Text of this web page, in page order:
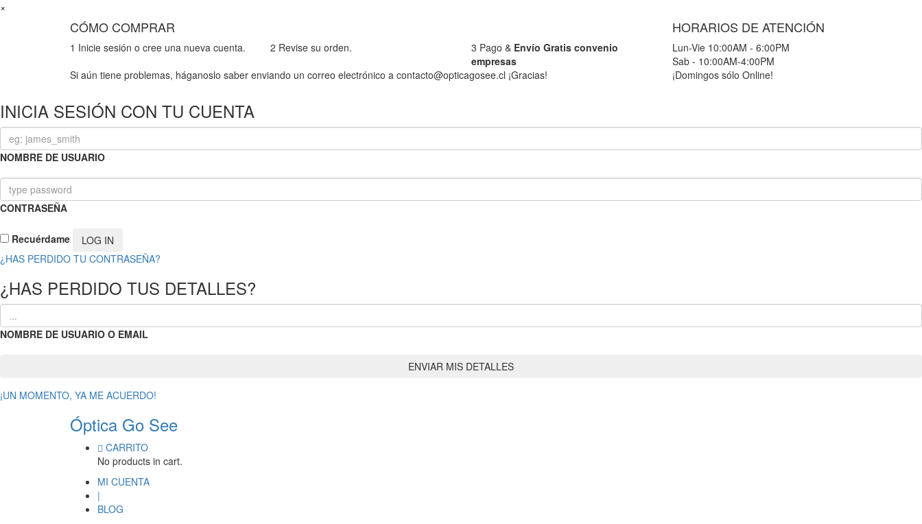
×
CÓMO COMPRAR
1 Inicie sesión o cree una nueva cuenta. 2 Revise su orden. 3 Pago & Envío Gratis convenio
empresas
Si aún tiene problemas, háganoslo saber enviando un correo electrónico a contacto@opticagosee.cl ¡Gracias!
HORARIOS DE ATENCIÓN
Lun-Vie 10:00AM - 6:00PM
Sab - 10:00AM-4:00PM
¡Domingos sólo Online!
INICIA SESIÓN CON TU CUENTA
NOMBRE DE USUARIO
CONTRASEÑA
Recuérdame
¿HAS PERDIDO TU CONTRASEÑA?
¿HAS PERDIDO TUS DETALLES?
NOMBRE DE USUARIO O EMAIL
¡UN MOMENTO, YA ME ACUERDO!
Óptica Go See
CARRITO
No products in cart.
MI CUENTA
|
BLOG